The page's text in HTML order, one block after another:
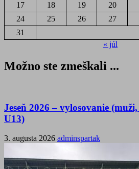
17
18 19 20
24
25 26 27
31
« júl
Možno ste zmeškali ...
Jeseň 2026 – vylosovanie
U13)
3. augusta 2026 adminspartak